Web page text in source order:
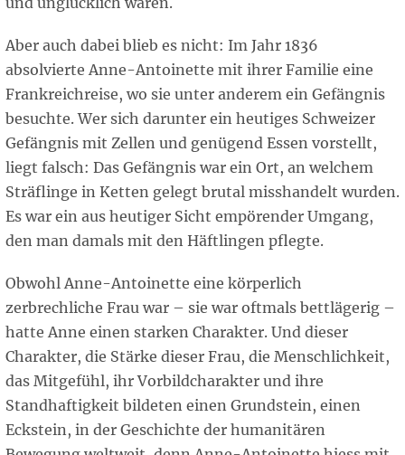
Aber auch dabei blieb es nicht: Im Jahr 1836
absolvierte Anne-Antoinette mit ihrer Familie eine
Frankreichreise, wo sie unter anderem ein Gefängnis
besuchte. Wer sich darunter ein heutiges Schweizer
Gefängnis mit Zellen und genügend Essen vorstellt,
liegt falsch: Das Gefängnis war ein Ort, an welchem
Sträflinge in Ketten gelegt brutal misshandelt wurden.
Es war ein aus heutiger Sicht empörender Umgang,
den man damals mit den Häftlingen pflegte.
Obwohl Anne-Antoinette eine körperlich
zerbrechliche Frau war – sie war oftmals bettlägerig –
hatte Anne einen starken Charakter. Und dieser
Charakter, die Stärke dieser Frau, die Menschlichkeit,
das Mitgefühl, ihr Vorbildcharakter und ihre
Standhaftigkeit bildeten einen Grundstein, einen
Eckstein, in der Geschichte der humanitären